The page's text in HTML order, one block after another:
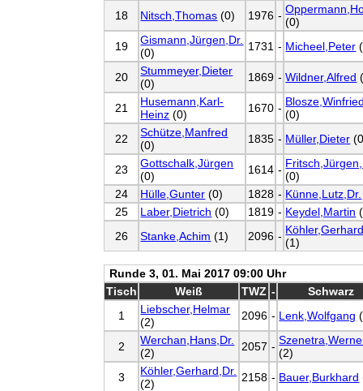
18
Nitsch,Thomas (0) 1976 - (0)
19
Gismann,Jürgen,Dr.
(0)
1731 - Micheel,Peter
20
Stummeyer,Dieter
(0)
1869 - Wildner,Alfred
21
Husemann,Karl-
Heinz (0) 1670 - (0)
22
Schütze,Manfred
(0)
1835 - Müller,Dieter
23
Gottschalk,Jürgen
(0)
1614 - (0)
24
Hülle,Gunter (0) 1828 - Künne,Lutz,Dr.
25
Laber,Dietrich (0) 1819 - Keydel,Martin
26
Stanke,Achim (1) 2096 - (1)
Runde 3, 01. Mai 2017 09:00 Uhr
Tisch
Weiß TWZ -
Schwarz
1
Liebscher,Helmar
(2)
2096 - Lenk,Wolfgang
2
Werchan,Hans,Dr.
(2)
2057 - (2)
3
Köhler,Gerhard,Dr.
(2)
2158 - Bauer,Burkhard